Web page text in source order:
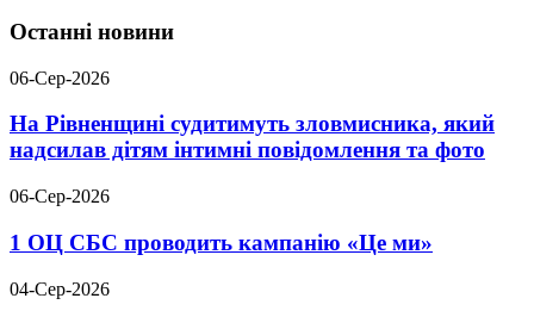
Останні новини
06-Сер-2026
На Рівненщині судитимуть зловмисника, який
надсилав дітям інтимні повідомлення та фото
06-Сер-2026
1 ОЦ СБС проводить кампанію «Це ми»
04-Сер-2026